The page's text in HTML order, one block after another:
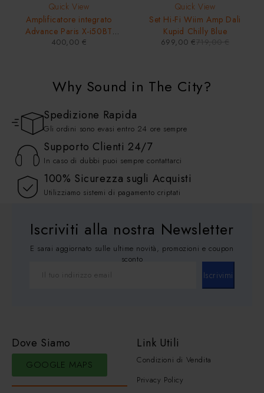
Quick View
Amplificatore integrato
Advance Paris X-i50BT
Bluetooth 50 Watt Phono
400,00 €
Quick View
Set Hi-Fi Wiim Amp Dali
Kupid Chilly Blue
699,00 €
Why Sound in The City?
Spedizione Rapida
Gli ordini sono evasi entro 24 ore sempre
Supporto Clienti 24/7
In caso di dubbi puoi sempre contattarci
100% Sicurezza sugli Acquisti
Utilizziamo sistemi di pagamento criptati
Iscriviti alla nostra Newsletter
E sarai aggiornato sulle ultime novità, promozioni e coupon
sconto
Iscrivimi
Dove Siamo
GOOGLE MAPS
Link Utili
Condizioni di Vendita
Privacy Policy